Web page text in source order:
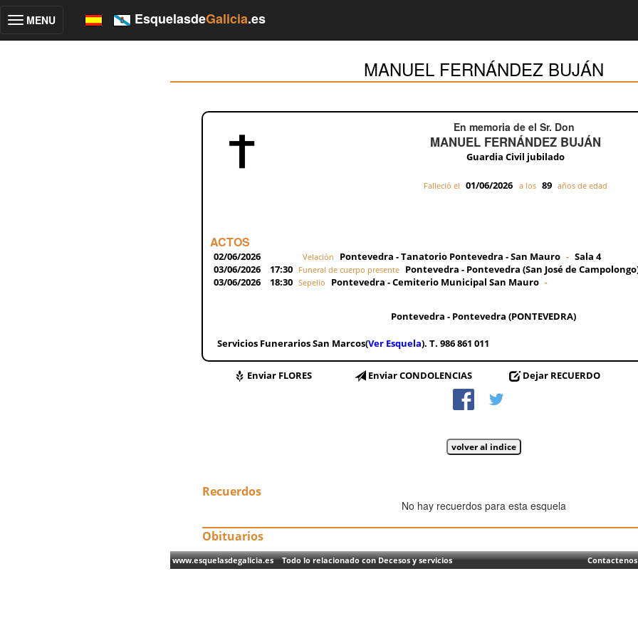
Toggle
MENU EsquelasdeGalicia.es
MANUEL FERNÁNDEZ BUJÁN
En memoria de el Sr. Don
MANUEL FERNÁNDEZ BUJÁN
Guardia Civil jubilado
Falleció el 01/06/2026 a los 89 años de edad
ACTOS
02/06/2026 Velación Pontevedra - Tanatorio Pontevedra - San Mauro - Sala 4
03/06/2026
17:30 Funeral de cuerpo presente Pontevedra - Pontevedra (San José de
03/06/2026
18:30 Sepelio Pontevedra - Cemiterio Municipal San Mauro -
Pontevedra - Pontevedra (PONTEVEDRA)
Servicios Funerarios San Marcos(Ver Esquela). T. 986 861 011
Enviar FLORES Enviar CONDOLENCIAS Dejar RECUERDO
Recuerdos
No hay recuerdos para esta esquela
Obituarios
www.esquelasdegalicia.es Todo lo relacionado con Decesos y servicios Contactenos